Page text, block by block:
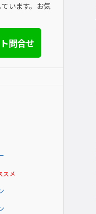
います。お気
問合せ
スメ